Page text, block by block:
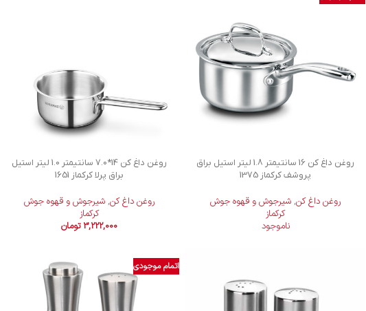
روغن داغ كن 16 سانتیمتر 1.8 لیتر استیل براق
پروشف کرکماز 1375
روغن داغ کن, شیرجوش و قهوه جوش
کرکماز
ناموجود
روغن داغ کن 14*7.0 سانتیمتر 1.0 لیتر استیل
براق پرلا کرکماز 1651
روغن داغ کن, شیرجوش و قهوه جوش
کرکماز
3,222,000 تومان
اتمام موجودی